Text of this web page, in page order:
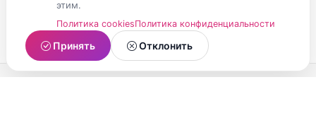
этим.
Политика cookiesПолитика конфиденциальности
Принять Отклонить